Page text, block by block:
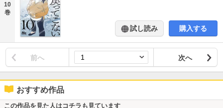
10
巻
試し読み 購入する
前へ 次へ
おすすめ作品
この作品を見た人はコチラも見ています